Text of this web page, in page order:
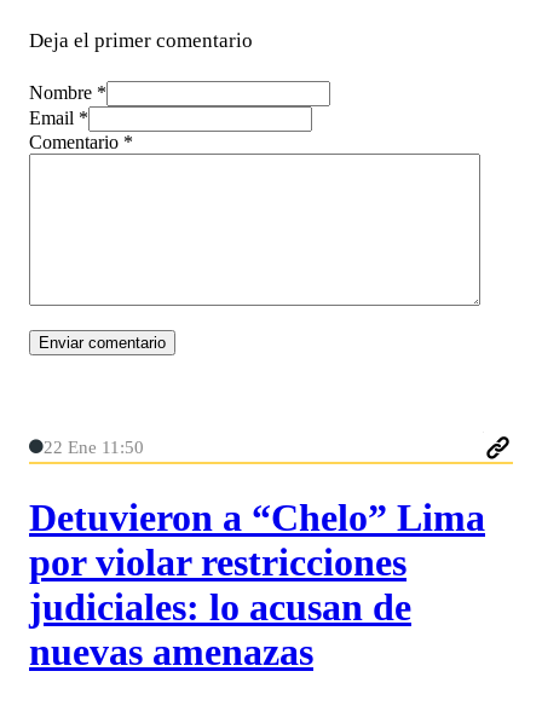
Deja el primer comentario
Nombre *
Email *
Comentario *
22 Ene 11:50
Detuvieron a “Chelo” Lima
por violar restricciones
judiciales: lo acusan de
nuevas amenazas